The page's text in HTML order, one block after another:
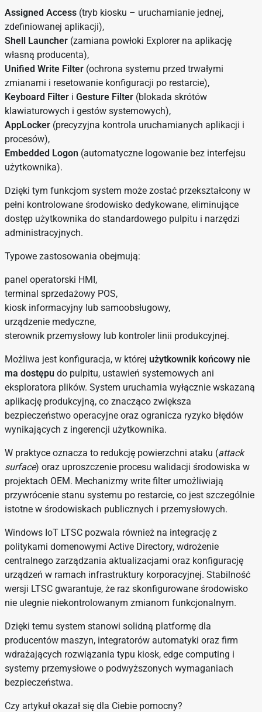
Assigned Access (tryb kiosku – uruchamianie jednej,
zdefiniowanej aplikacji),
Shell Launcher (zamiana powłoki Explorer na aplikację
własną producenta),
Unified Write Filter (ochrona systemu przed trwałymi
zmianami i resetowanie konfiguracji po restarcie),
Keyboard Filter i Gesture Filter (blokada skrótów
klawiaturowych i gestów systemowych),
AppLocker (precyzyjna kontrola uruchamianych aplikacji i
procesów),
Embedded Logon (automatyczne logowanie bez interfejsu
użytkownika).
Dzięki tym funkcjom system może zostać przekształcony w
pełni kontrolowane środowisko dedykowane, eliminujące
dostęp użytkownika do standardowego pulpitu i narzędzi
administracyjnych.
Typowe zastosowania obejmują:
panel operatorski HMI,
terminal sprzedażowy POS,
kiosk informacyjny lub samoobsługowy,
urządzenie medyczne,
sterownik przemysłowy lub kontroler linii produkcyjnej.
Możliwa jest konfiguracja, w której użytkownik końcowy nie
ma dostępu do pulpitu, ustawień systemowych ani
eksploratora plików. System uruchamia wyłącznie wskazaną
aplikację produkcyjną, co znacząco zwiększa
bezpieczeństwo operacyjne oraz ogranicza ryzyko błędów
wynikających z ingerencji użytkownika.
W praktyce oznacza to redukcję powierzchni ataku (attack
surface) oraz uproszczenie procesu walidacji środowiska w
projektach OEM. Mechanizmy write filter umożliwiają
przywrócenie stanu systemu po restarcie, co jest szczególnie
istotne w środowiskach publicznych i przemysłowych.
Windows IoT LTSC pozwala również na integrację z
politykami domenowymi Active Directory, wdrożenie
centralnego zarządzania aktualizacjami oraz konfigurację
urządzeń w ramach infrastruktury korporacyjnej. Stabilność
wersji LTSC gwarantuje, że raz skonfigurowane środowisko
nie ulegnie niekontrolowanym zmianom funkcjonalnym.
Dzięki temu system stanowi solidną platformę dla
producentów maszyn, integratorów automatyki oraz firm
wdrażających rozwiązania typu kiosk, edge computing i
systemy przemysłowe o podwyższonych wymaganiach
bezpieczeństwa.
Czy artykuł okazał się dla Ciebie pomocny?